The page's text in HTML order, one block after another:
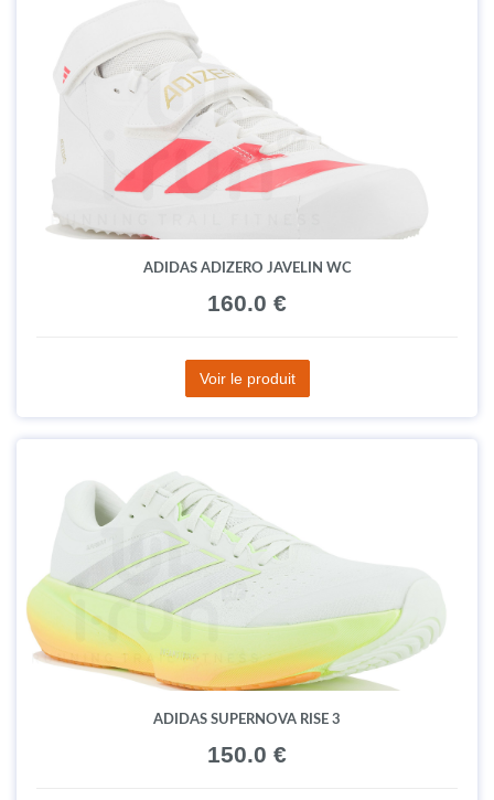
ADIDAS ADIZERO JAVELIN WC
160.0 €
Voir le produit
ADIDAS SUPERNOVA RISE 3
150.0 €